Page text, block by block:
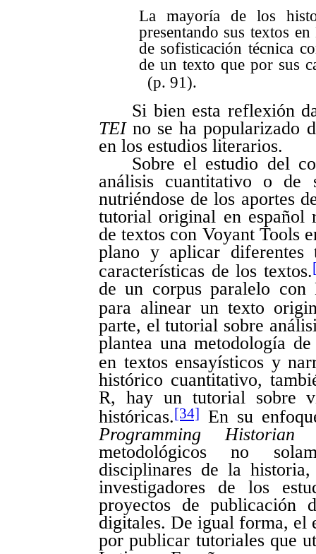
La mayoría de los
presentando sus textos
de sofisticación técnica
de un texto que por sus
(p. 91).
Si bien esta reflexión
TEIno se ha popularizado
en los estudios literarios.
Sobre el estudio del
análisis cuantitativo o de
nutriéndose de los aportes
tutorial original en español
de textos con Voyant Tools
plano y aplicar diferentes
características de los textos.
de un corpus paralelo
para alinear un texto
parte, el tutorial sobre
plantea una metodología
en textos ensayísticos y
histórico cuantitativo,
R, hay un tutorial sobre
históricas.[34] En su
Programming Historian
metodológicos no
disciplinares de la
investigadores de los
proyectos de publicación
digitales. De igual forma, el
por publicar tutoriales que